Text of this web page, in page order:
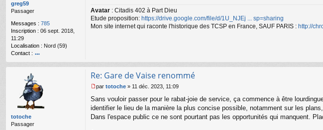
greg59
Passager
Messages : 785
Inscription : 06 sept. 2018,
11:29
Localisation : Nord (59)
Contact :
o
te
r
gr
e
e
n
o
Avatar : Citadis 402 à Part Dieu
Etude proposition: https://drive.google.com/file/d/1U_NJEj ... sp=sharing
Mon site internet qui raconte l'historique des TCSP en France, SAUF PARIS : http://
totoche
Passager
Re: Gare de Vaise renommé
e
s
par totoche » 11 déc. 2023, 11:09
Sans vouloir passer pour le rabat-joie de service, ça commence à être
identifier le lieu de la manière la plus concise possible, notamment sur les
Dans l'espace public ce ne sont pourtant pas les opportunités qui manquent.